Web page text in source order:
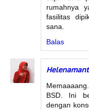
rumahnya
fasilitas
sana.
Balas
BSD. Ini
dengan